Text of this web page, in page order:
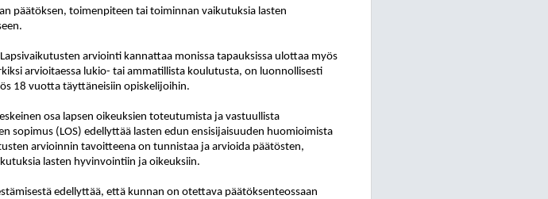
päätöksen, toimenpiteen tai toiminnan vaikutuksia lasten
arviointi kannattaa monissa tapauksissa ulottaa myös
arvioitaessa lukio- tai ammatillista koulutusta, on luonnollisesti
18 vuotta täyttäneisiin opiskelijoihin.
osa lapsen oikeuksien toteutumista ja vastuullista
sopimus (LOS) edellyttää lasten edun ensisijaisuuden huomioimista
arvioinnin tavoitteena on tunnistaa ja arvioida päätösten,
lasten hyvinvointiin ja oikeuksiin.
edellyttää, että kunnan on otettava päätöksenteossaan